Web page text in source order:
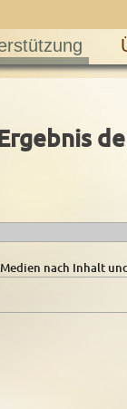
nach Inhalt